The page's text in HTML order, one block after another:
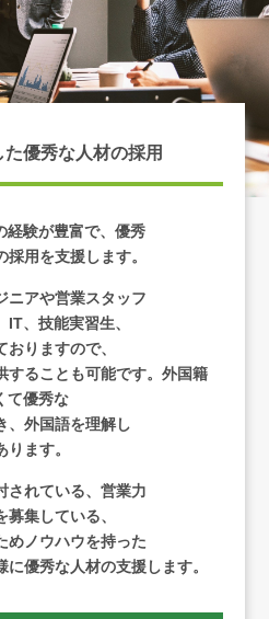
た優秀な人材の採用
経験が豊富で、優秀
用を支援します。
ニアや営業スタッフ
、技能実習生、
りますので、
することも可能です。外国籍
て優秀な
、外国語を理解し
ます。
されている、営業力
集している、
めノウハウを持った
優秀な人材の支援します。